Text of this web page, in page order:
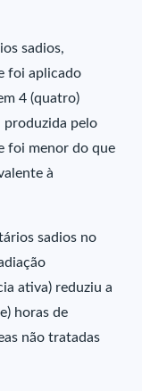
sadios,
foi aplicado
4 (quatro)
produzida pelo
foi menor do que
à
sadios no
ativa) reduziu a
horas de
não tratadas